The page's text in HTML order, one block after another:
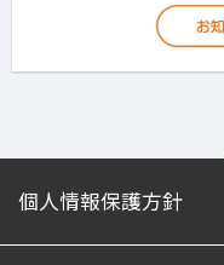
個人情報保護方針